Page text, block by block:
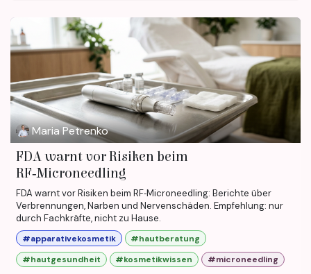
Maria Petrenko
FDA warnt vor Risiken beim
RF‑Microneedling
FDA warnt vor Risiken beim RF‑Microneedling: Berichte über
Verbrennungen, Narben und Nervenschäden. Empfehlung: nur
durch Fachkräfte, nicht zu Hause.
#apparativekosmetik
#hautberatung
#hautgesundheit
#kosmetikwissen #microneedling